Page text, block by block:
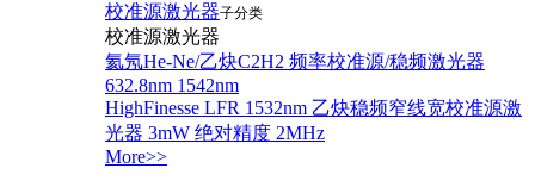
校准源激光器子分类
校准源激光器
氦氖He-Ne/乙炔C2H2 频率校准源/稳频激光器
632.8nm 1542nm
HighFinesse LFR 1532nm 乙炔稳频窄线宽校准源激
光器 3mW 绝对精度 2MHz
More>>